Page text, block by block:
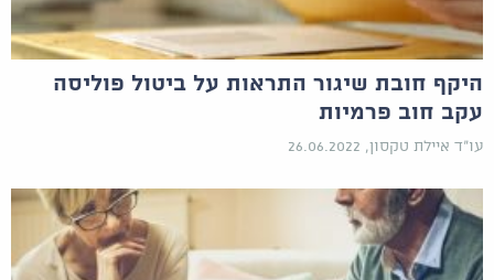
היקף חובת שיגור התראות על ביטול פוליסה
עקב חוב פרמיות
עו"ד איילת טקסון, 26.06.2022